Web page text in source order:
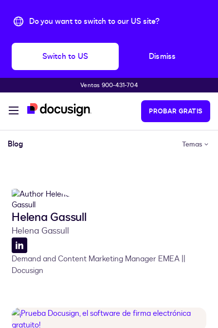
Do you want to switch to our US site?
Switch to US Dismiss
Saltar al contenido principalVentas 900-431-704
PROBAR GRATIS
Blog Temas
Helena Gassull
Helena Gassull
Perfil
de
LinkedIn
Demand and Content Marketing Manager EMEA ||
Docusign